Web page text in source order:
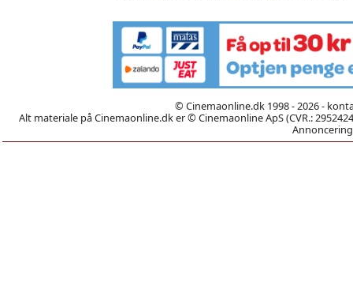
© Cinemaonline.dk 1998 - 2026 -
Alt materiale på Cinemaonline.dk er © Cinemaonline ApS (CVR.: